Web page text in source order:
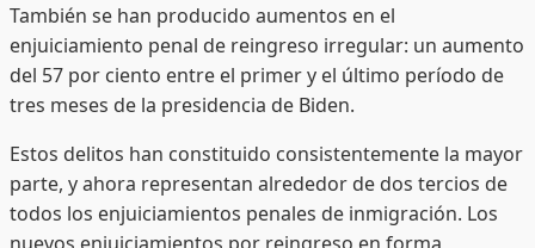
También se han producido aumentos en el
enjuiciamiento penal de reingreso irregular: un aumento
del 57 por ciento entre el primer y el último período de
tres meses de la presidencia de Biden.
Estos delitos han constituido consistentemente la mayor
parte, y ahora representan alrededor de dos tercios de
todos los enjuiciamientos penales de inmigración. Los